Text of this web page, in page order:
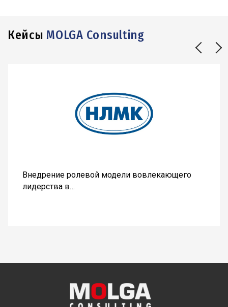
КейсыMOLGA Consulting
Внедрение ролевой модели вовлекающего
лидерства в…